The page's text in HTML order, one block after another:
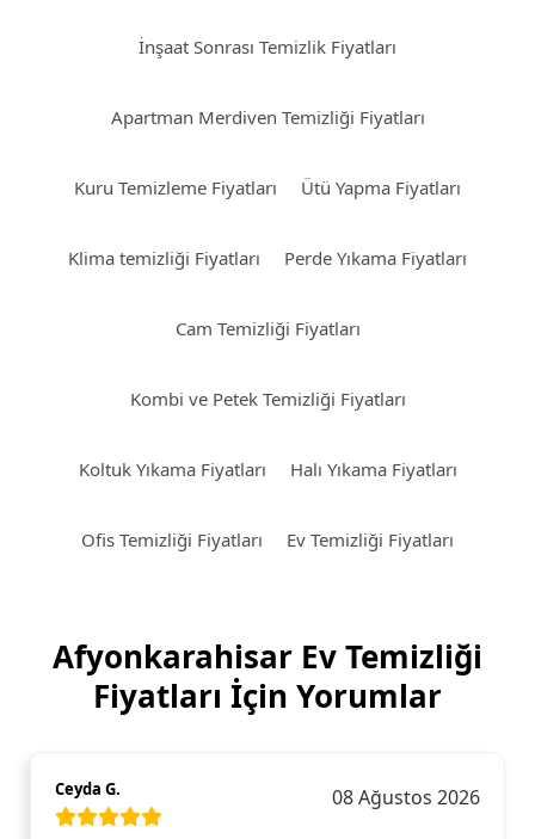
İnşaat Sonrası Temizlik Fiyatları
Apartman Merdiven Temizliği Fiyatları
Kuru Temizleme Fiyatları Ütü Yapma Fiyatları
Klima temizliği Fiyatları Perde Yıkama Fiyatları
Cam Temizliği Fiyatları
Kombi ve Petek Temizliği Fiyatları
Koltuk Yıkama Fiyatları Halı Yıkama Fiyatları
Ofis Temizliği Fiyatları Ev Temizliği Fiyatları
Afyonkarahisar Ev Temizliği
Fiyatları İçin Yorumlar
Ceyda G. 08 Ağustos 2026